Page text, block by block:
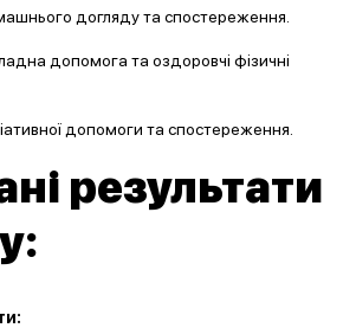
догляду та спостереження.
допомога та оздоровчі фізичні
допомоги та спостереження.
результати